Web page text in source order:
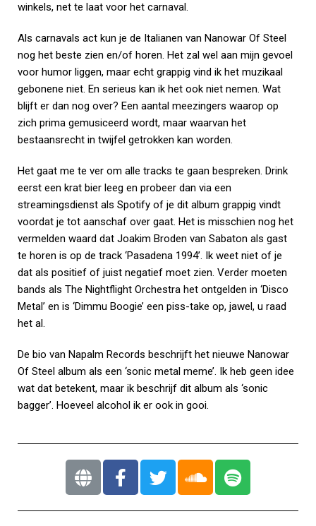
winkels, net te laat voor het carnaval.
Als carnavals act kun je de Italianen van Nanowar Of Steel
nog het beste zien en/of horen. Het zal wel aan mijn gevoel
voor humor liggen, maar echt grappig vind ik het muzikaal
gebonene niet. En serieus kan ik het ook niet nemen. Wat
blijft er dan nog over? Een aantal meezingers waarop op
zich prima gemusiceerd wordt, maar waarvan het
bestaansrecht in twijfel getrokken kan worden.
Het gaat me te ver om alle tracks te gaan bespreken. Drink
eerst een krat bier leeg en probeer dan via een
streamingsdienst als Spotify of je dit album grappig vindt
voordat je tot aanschaf over gaat. Het is misschien nog het
vermelden waard dat Joakim Broden van Sabaton als gast
te horen is op de track ‘Pasadena 1994’. Ik weet niet of je
dat als positief of juist negatief moet zien. Verder moeten
bands als The Nightflight Orchestra het ontgelden in ‘Disco
Metal’ en is ‘Dimmu Boogie’ een piss-take op, jawel, u raad
het al.
De bio van Napalm Records beschrijft het nieuwe Nanowar
Of Steel album als een ‘sonic metal meme’. Ik heb geen idee
wat dat betekent, maar ik beschrijf dit album als ‘sonic
bagger’. Hoeveel alcohol ik er ook in gooi.